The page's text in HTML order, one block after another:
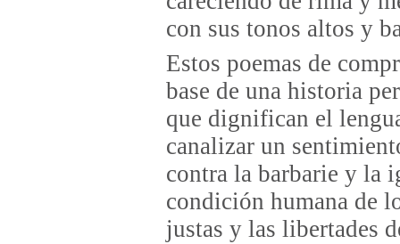
con sus tonos altos y
Estos poemas de
base de una historia
que dignifican el
canalizar un
contra la barbarie y la
condición humana de
justas y las libertades